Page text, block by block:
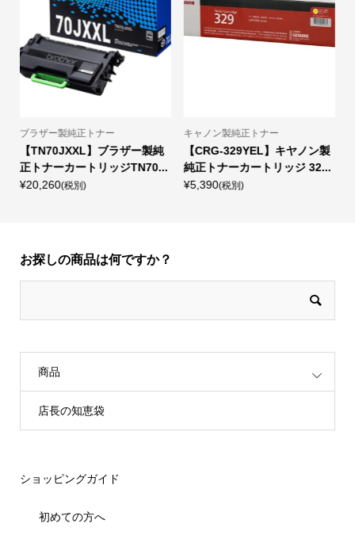
ブラザー製純正トナー
【TN70JXXL】ブラザー製純
正トナーカートリッジTN70...
¥20,260(税別)
キャノン製純正トナー
【CRG-329YEL】キヤノン製
純正トナーカートリッジ 32...
¥5,390(税別)
お探しの商品は何ですか？
商品
店長の知恵袋
ショッピングガイド
初めての方へ